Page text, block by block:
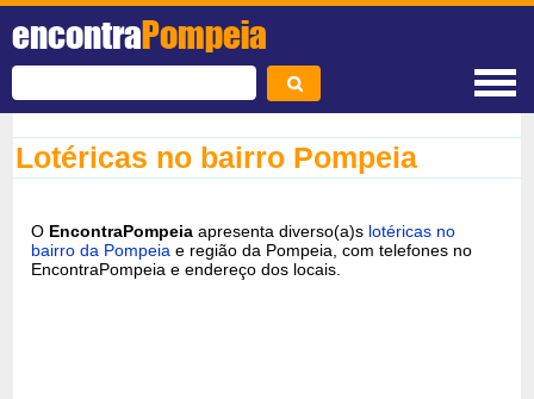
encontraPompeia
Lotéricas no bairro Pompeia
O EncontraPompeia apresenta diverso(a)s lotéricas no
bairro da Pompeia e região da Pompeia, com telefones no
EncontraPompeia e endereço dos locais.